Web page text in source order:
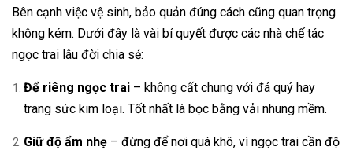
Bên cạnh việc vệ sinh, bảo quản đúng cách cũng quan trọng
không kém. Dưới đây là vài bí quyết được các nhà chế tác
ngọc trai lâu đời chia sẻ:
Để riêng ngọc trai – không cất chung với đá quý hay
trang sức kim loại. Tốt nhất là bọc bằng vải nhung mềm.
Giữ độ ẩm nhẹ – đừng để nơi quá khô, vì ngọc trai cần độ